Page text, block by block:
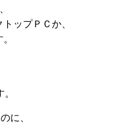
ップＰＣか、
に、